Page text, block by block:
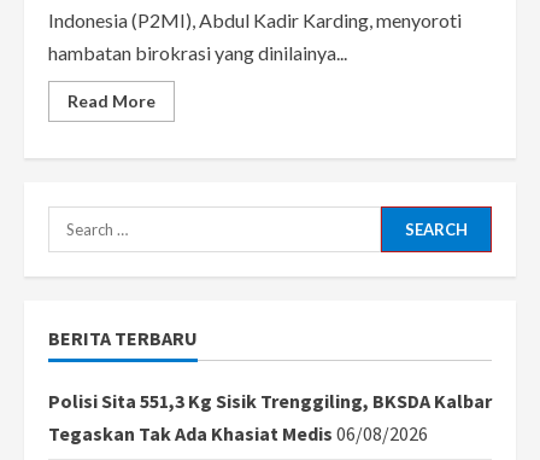
Indonesia (P2MI), Abdul Kadir Karding, menyoroti
hambatan birokrasi yang dinilainya...
Read MoreRead
more
Luar
Masih
Soroti
Ribet
Search
for:
BERITA TERBARU
Polisi Sita 551,3 Kg Sisik Trenggiling, BKSDA Kalbar
Tegaskan Tak Ada Khasiat Medis 06/08/2026